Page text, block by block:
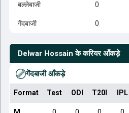
बल्लेबाजी 0
गेंदबाजी 0
Delwar Hossain के करियर आँकड़े
गेंदबाजी आँकड़े
Format Test ODI T20I IPL